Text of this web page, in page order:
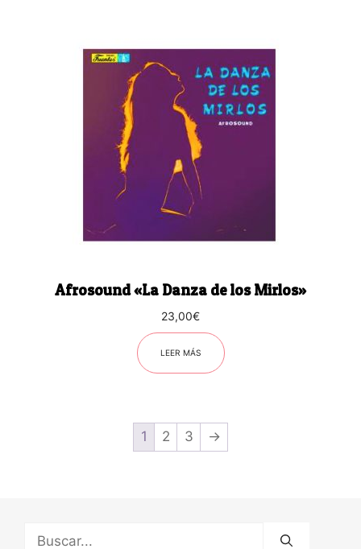
Afrosound «La Danza de los Mirlos»
23,00€
LEER MÁS
1 2 3 →